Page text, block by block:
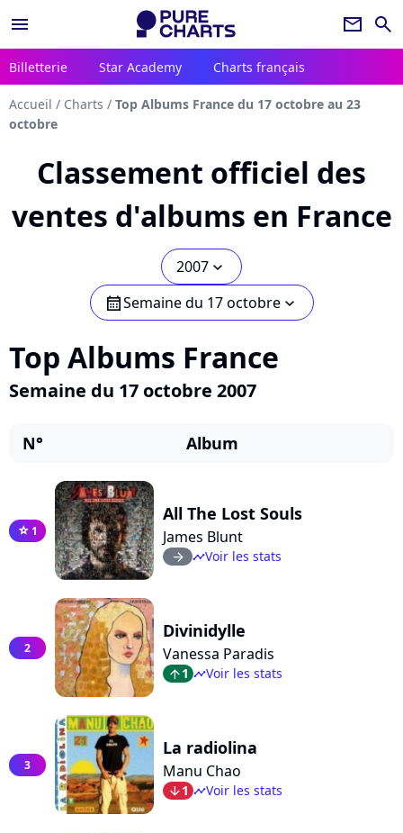
menu newsletter search
Billetterie Star Academy Charts français
Accueil / Charts / Top Albums France du 17 octobre au 23
octobre
Classement officiel des
ventes d'albums en France
2007 chevron_bot
calendarSemaine du 17 octobrechevron_bot
Top Albums France
Semaine du 17 octobre 2007
N° Album
star 1
All The Lost Souls
James Blunt
arrow_right timelineVoir les stats
2
Divinidylle
Vanessa Paradis
arrow_top1 timelineVoir les stats
3
La radiolina
Manu Chao
arrow_bot1 timelineVoir les stats